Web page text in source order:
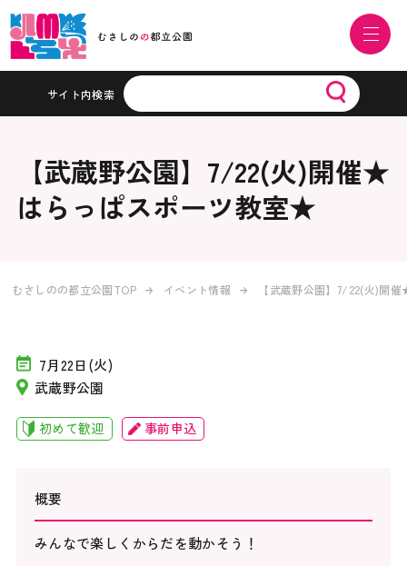
サイト内検索
【武蔵野公園】7/22(火)開催★
はらっぱスポーツ教室★
むさしのの都立公園TOP イベント情報 【武蔵野公園】7/22(火)開
7月22日(火)
武蔵野公園
初めて歓迎 事前申込
概要
みんなで楽しくからだを動かそう！